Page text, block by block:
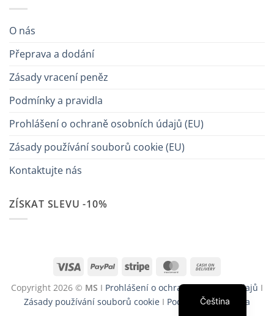
O nás
Přeprava a dodání
Zásady vracení peněz
Podmínky a pravidla
Prohlášení o ochraně osobních údajů (EU)
Zásady používání souborů cookie (EU)
Kontaktujte nás
ZÍSKAT SLEVU -10%
Visa PayPal Stripe MasterCard
Delivery
Copyright 2026 © MS I Prohlášení o ochraně osobních údajů I
Zásady používání souborů cookie I Podmínky a pravidla
Čeština